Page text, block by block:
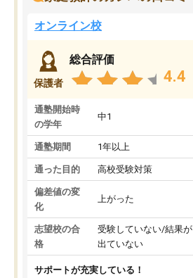
オンライン校
保護者
総合評価
4.4
通塾開始時
の学年
中1
通塾期間 1年以上
通った目的 高校受験対策
偏差値の変
化
上がった
志望校の合
格
受験していない/結果が
出ていない
サポートが充実している！